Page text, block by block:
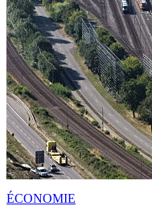
ÉCONOMIE